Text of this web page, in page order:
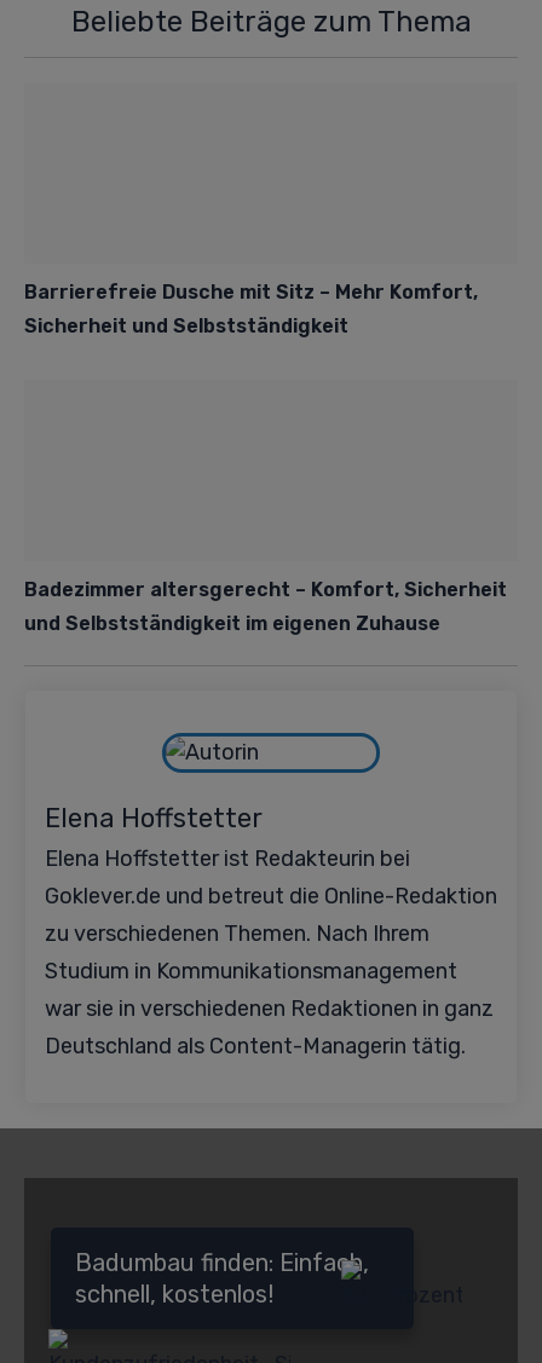
Beliebte Beiträge zum Thema
Barrierefreie Dusche mit Sitz – Mehr Komfort,
Sicherheit und Selbstständigkeit
Badezimmer altersgerecht – Komfort, Sicherheit
und Selbstständigkeit im eigenen Zuhause
Elena Hoffstetter
Elena Hoffstetter ist Redakteurin bei
Goklever.de und betreut die Online-Redaktion
zu verschiedenen Themen. Nach Ihrem
Studium in Kommunikationsmanagement
war sie in verschiedenen Redaktionen in ganz
Deutschland als Content-Managerin tätig.
Badumbau finden: Einfach,
schnell, kostenlos!